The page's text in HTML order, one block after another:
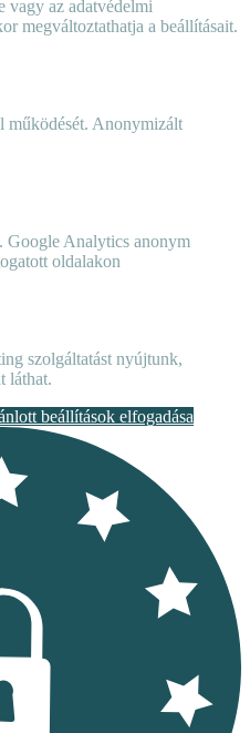
vagy az adatvédelmi
megváltoztathatja a beállításait.
működését. Anonymizált
Google Analytics anonym
oldalakon
szolgáltatást nyújtunk,
láthat.
beállítások elfogadása